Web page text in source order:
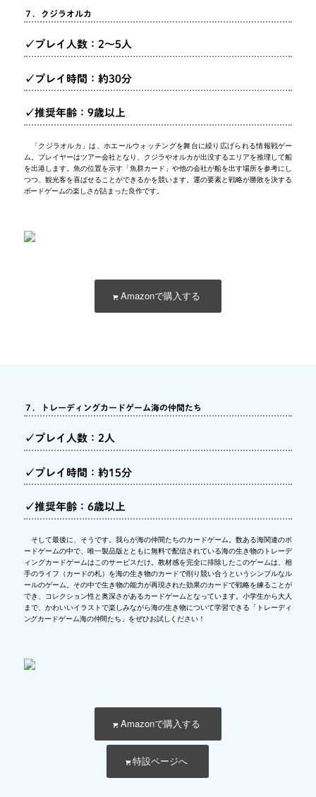
７．クジラオルカ
✓プレイ人数：2～5人
✓プレイ時間：約30分
✓推奨年齢：9歳以上
「クジラオルカ」は、ホエールウォッチングを舞台に繰り広げられる情報戦ゲー
ム。プレイヤーはツアー会社となり、クジラやオルカが出没するエリアを推理して船
を出港します。魚の位置を示す「魚群カード」や他の会社が船を出す場所を参考にし
つつ、観光客を喜ばせることができるかを競います。運の要素と戦略が勝敗を決する
ボードゲームの楽しさが詰まった良作です。
Amazonで購入する
７．トレーディングカードゲーム海の仲間たち
✓プレイ人数：2人
✓プレイ時間：約15分
✓推奨年齢：6歳以上
そして最後に、そうです。我らが海の仲間たちのカードゲーム。数ある海関連のボ
ードゲームの中で、唯一製品版とともに無料で配信されている海の生き物のトレーデ
ィングカードゲームはこのサービスだけ。教材感を完全に排除したこのゲームは、相
手のライフ（カードの札）を海の生き物のカードで削り競い合うというシンプルなル
ールのゲーム。その中で生き物の能力が再現された効果のカードで戦略を練ることが
でき、コレクション性と奥深さがあるカードゲームとなっています。小学生から大人
まで、かわいいイラストで楽しみながら海の生き物について学習できる「トレーディ
ングカードゲーム海の仲間たち」をぜひお試しください！
Amazonで購入する
特設ページへ